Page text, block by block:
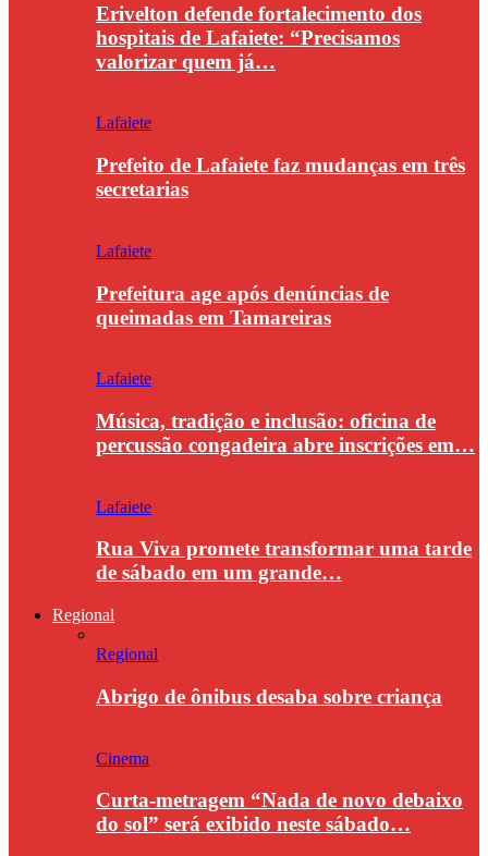
Erivelton defende fortalecimento dos
hospitais de Lafaiete: “Precisamos
valorizar quem já…
Lafaiete
Prefeito de Lafaiete faz mudanças em três
secretarias
Lafaiete
Prefeitura age após denúncias de
queimadas em Tamareiras
Lafaiete
Música, tradição e inclusão: oficina de
percussão congadeira abre inscrições em…
Lafaiete
Rua Viva promete transformar uma tarde
de sábado em um grande…
Regional
Regional
Abrigo de ônibus desaba sobre criança
Cinema
Curta-metragem “Nada de novo debaixo
do sol” será exibido neste sábado…